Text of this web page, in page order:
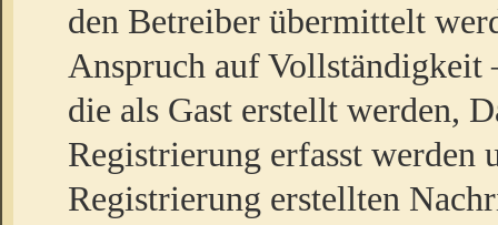
den Betreiber übermittelt
Anspruch auf
die als Gast erstellt werden,
Registrierung erfasst werden
Registrierung erstellten